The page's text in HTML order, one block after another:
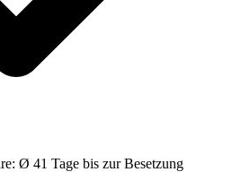
Ø 41 Tage bis zur Besetzung